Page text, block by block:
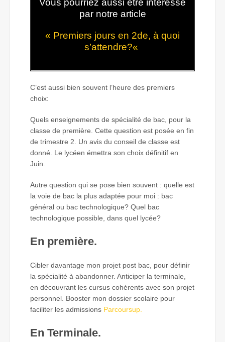
Vous pourriez aussi être intéressé
par notre article
« Premiers jours en 2de, à quoi
s’attendre?«
C’est aussi bien souvent l’heure des premiers
choix:
Quels enseignements de spécialité de bac, pour la
classe de première. Cette question est posée en fin
de trimestre 2. Un avis du conseil de classe est
donné. Le lycéen émettra son choix définitif en
Juin.
Autre question qui se pose bien souvent : quelle est
la voie de bac la plus adaptée pour moi : bac
général ou bac technologique? Quel bac
technologique possible, dans quel lycée?
En première.
Cibler davantage mon projet post bac, pour définir
la spécialité à abandonner. Anticiper la terminale,
en découvrant les cursus cohérents avec son projet
personnel. Booster mon dossier scolaire pour
faciliter les admissions Parcoursup.
En Terminale.